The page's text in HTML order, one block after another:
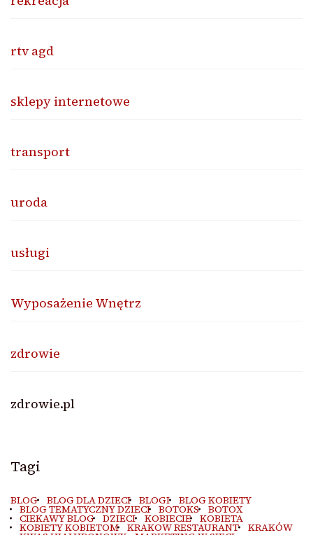
rtv agd
sklepy internetowe
transport
uroda
usługi
Wyposażenie Wnętrz
zdrowie
zdrowie.pl
Tagi
BLOG BLOG DLA DZIECI BLOGI BLOG KOBIETY
BLOG TEMATYCZNY DZIECI BOTOKS BOTOX
CIEKAWY BLOG DZIECI KOBIECIE KOBIETA
KOBIETY KOBIETOM KRAKOW RESTAURANT KRAKÓW